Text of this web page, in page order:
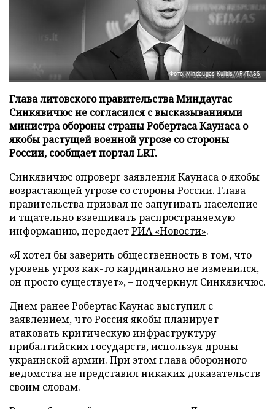
Фото: Mindaugas Kulbis/AP/TASS
Глава литовского правительства Миндаугас
Синкявичюс не согласился с высказываниями
министра обороны страны Робертаса Каунаса о
якобы растущей военной угрозе со стороны
России, сообщает портал LRT.
Синкявичюс опроверг заявления Каунаса о якобы
возрастающей угрозе со стороны России. Глава
правительства призвал не запугивать население
и тщательно взвешивать распространяемую
информацию, передаетРИА «Новости».
«Я хотел бы заверить общественность в том, что
уровень угроз как-то кардинально не изменился,
он просто существует», – подчеркнул Синкявичюс.
Днем ранее Робертас Каунас выступил с
заявлением, что Россия якобы планирует
атаковать критическую инфраструктуру
прибалтийских государств, используя дроны
украинской армии. При этом глава оборонного
ведомства не представил никаких доказательств
своим словам.